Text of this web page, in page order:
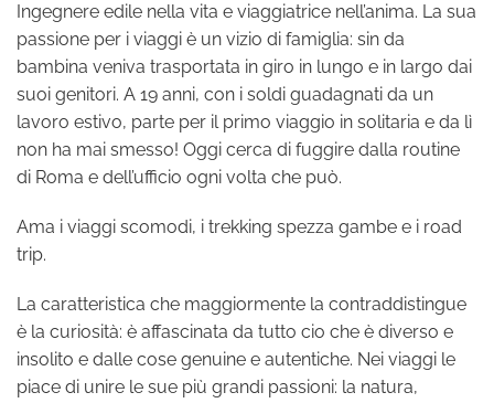
Ingegnere edile nella vita e viaggiatrice nell’anima. La sua
passione per i viaggi è un vizio di famiglia: sin da
bambina veniva trasportata in giro in lungo e in largo dai
suoi genitori. A 19 anni, con i soldi guadagnati da un
lavoro estivo, parte per il primo viaggio in solitaria e da lì
non ha mai smesso! Oggi cerca di fuggire dalla routine
di Roma e dell’ufficio ogni volta che può.
Ama i viaggi scomodi, i trekking spezza gambe e i road
trip.
La caratteristica che maggiormente la contraddistingue
è la curiosità: è affascinata da tutto cio che è diverso e
insolito e dalle cose genuine e autentiche. Nei viaggi le
piace di unire le sue più grandi passioni: la natura,